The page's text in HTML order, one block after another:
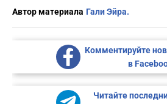
Автор материала Гали Эйра.
Комментируйте
в
Читайте